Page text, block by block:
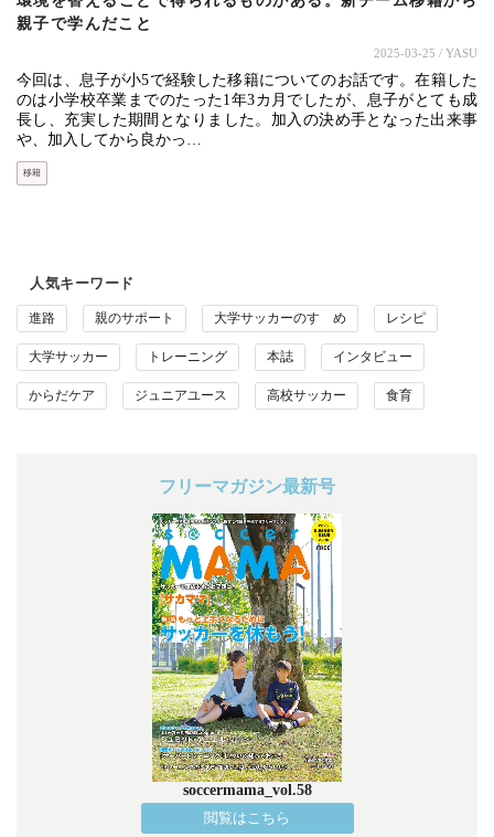
親子で学んだこと
2025-03-25 / YASU
今回は、息子が小5で経験した移籍についてのお話です。在籍した
のは小学校卒業までのたった1年3カ月でしたが、息子がとても成
長し、充実した期間となりました。加入の決め手となった出来事
や、加入してから良かっ…
移籍
人気キーワード
進路 親のサポート 大学サッカーのすゝめ レシピ
大学サッカー トレーニング 本誌 インタビュー
からだケア ジュニアユース 高校サッカー 食育
フリーマガジン最新号
soccermama_vol.58
閲覧はこちら